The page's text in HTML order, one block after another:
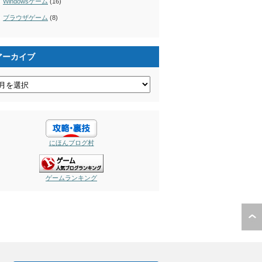
ブラウザゲーム (8)
ーカイブ
にほんブログ村
ゲームランキング